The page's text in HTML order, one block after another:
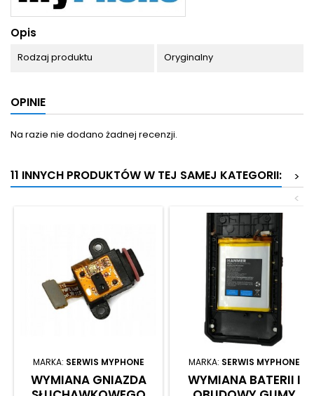
Opis
Rodzaj produktu Oryginalny
OPINIE
Na razie nie dodano żadnej recenzji.
11 INNYCH PRODUKTÓW W TEJ SAMEJ KATEGORII:
>
<
MARKA: SERWIS MYPHONE
WYMIANA GNIAZDA
MARKA: SERWIS MYPHONE
WYMIANA BATERII I